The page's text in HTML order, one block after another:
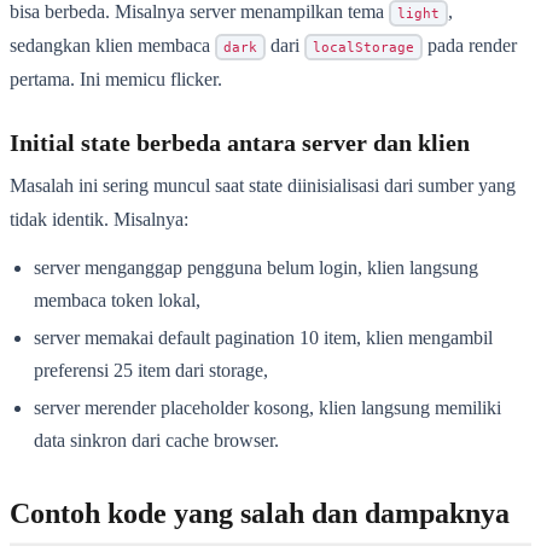
bisa berbeda. Misalnya server menampilkan tema
light
,
sedangkan klien membaca
dark dari localStorage
pada render
pertama. Ini memicu flicker.
Initial state berbeda antara server dan klien
Masalah ini sering muncul saat state diinisialisasi dari sumber yang
tidak identik. Misalnya:
server menganggap pengguna belum login, klien langsung
membaca token lokal,
server memakai default pagination 10 item, klien mengambil
preferensi 25 item dari storage,
server merender placeholder kosong, klien langsung memiliki
data sinkron dari cache browser.
Contoh kode yang salah dan dampaknya